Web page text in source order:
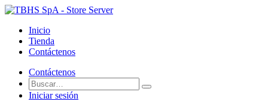
Inicio
Tienda
Contáctenos
Contáctenos
Iniciar sesión